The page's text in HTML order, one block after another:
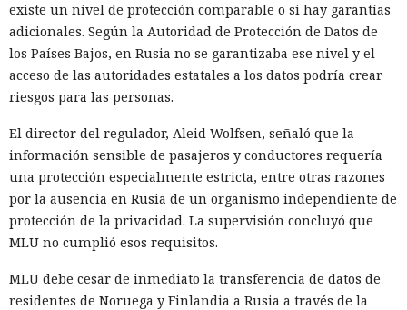
existe un nivel de protección comparable o si hay garantías
adicionales. Según la Autoridad de Protección de Datos de
los Países Bajos, en Rusia no se garantizaba ese nivel y el
acceso de las autoridades estatales a los datos podría crear
riesgos para las personas.
El director del regulador, Aleid Wolfsen, señaló que la
información sensible de pasajeros y conductores requería
una protección especialmente estricta, entre otras razones
por la ausencia en Rusia de un organismo independiente de
protección de la privacidad. La supervisión concluyó que
MLU no cumplió esos requisitos.
MLU debe cesar de inmediato la transferencia de datos de
residentes de Noruega y Finlandia a Rusia a través de la